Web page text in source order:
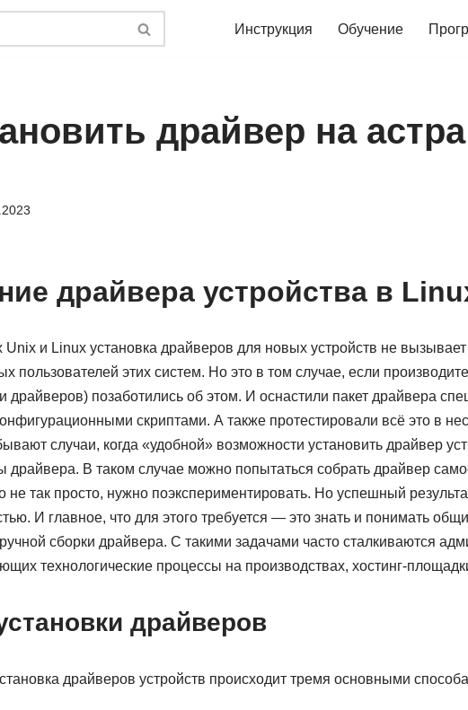
Инструкция Обучение
драйвер на астра
драйвера устройства в
и Linux установка драйверов для новых устройств не вызывает
пользователей этих систем. Но это в том случае, если
драйверов) позаботились об этом. И оснастили пакет драйвера
скриптами. А также протестировали всё это в
случаи, когда «удобной» возможности установить драйвер
драйвера. В таком случае можно попытаться собрать драйвер
не так просто, нужно поэкспериментировать. Но успешный
И главное, что для этого требуется — это знать и понимать
сборки драйвера. С такими задачами часто сталкиваются
технологические процессы на производствах, хостинг-
драйверов
драйверов устройств происходит тремя основными